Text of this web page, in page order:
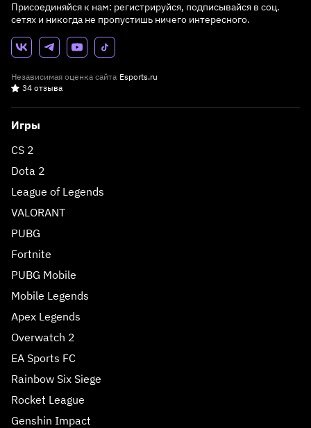
Присоединяйся к нам: регистрируйся, подписывайся в соц.
сетях и никогда не пропустишь ничего интересного.
Независимая оценка сайта Esports.ru
34 отзыва
Игры
CS 2
Dota 2
League of Legends
VALORANT
PUBG
Fortnite
PUBG Mobile
Mobile Legends
Apex Legends
Overwatch 2
EA Sports FC
Rainbow Six Siege
Rocket League
Genshin Impact